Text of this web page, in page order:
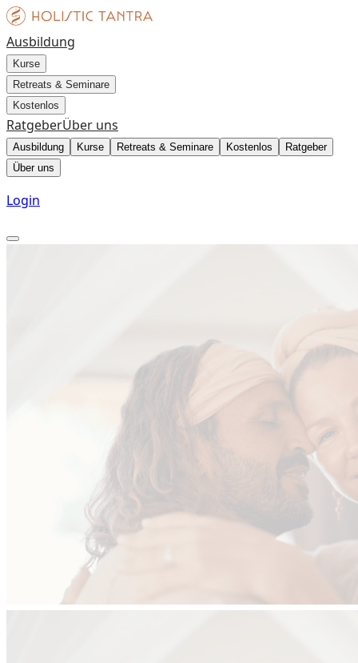
Ausbildung
Kurse
Retreats & Seminare
Kostenlos
RatgeberÜber uns
Ausbildung Kurse Retreats & Seminare Kostenlos
Ratgeber
Über uns
Login